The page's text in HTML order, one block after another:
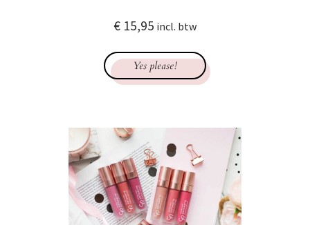
€ 15,95 incl. btw
Yes please!